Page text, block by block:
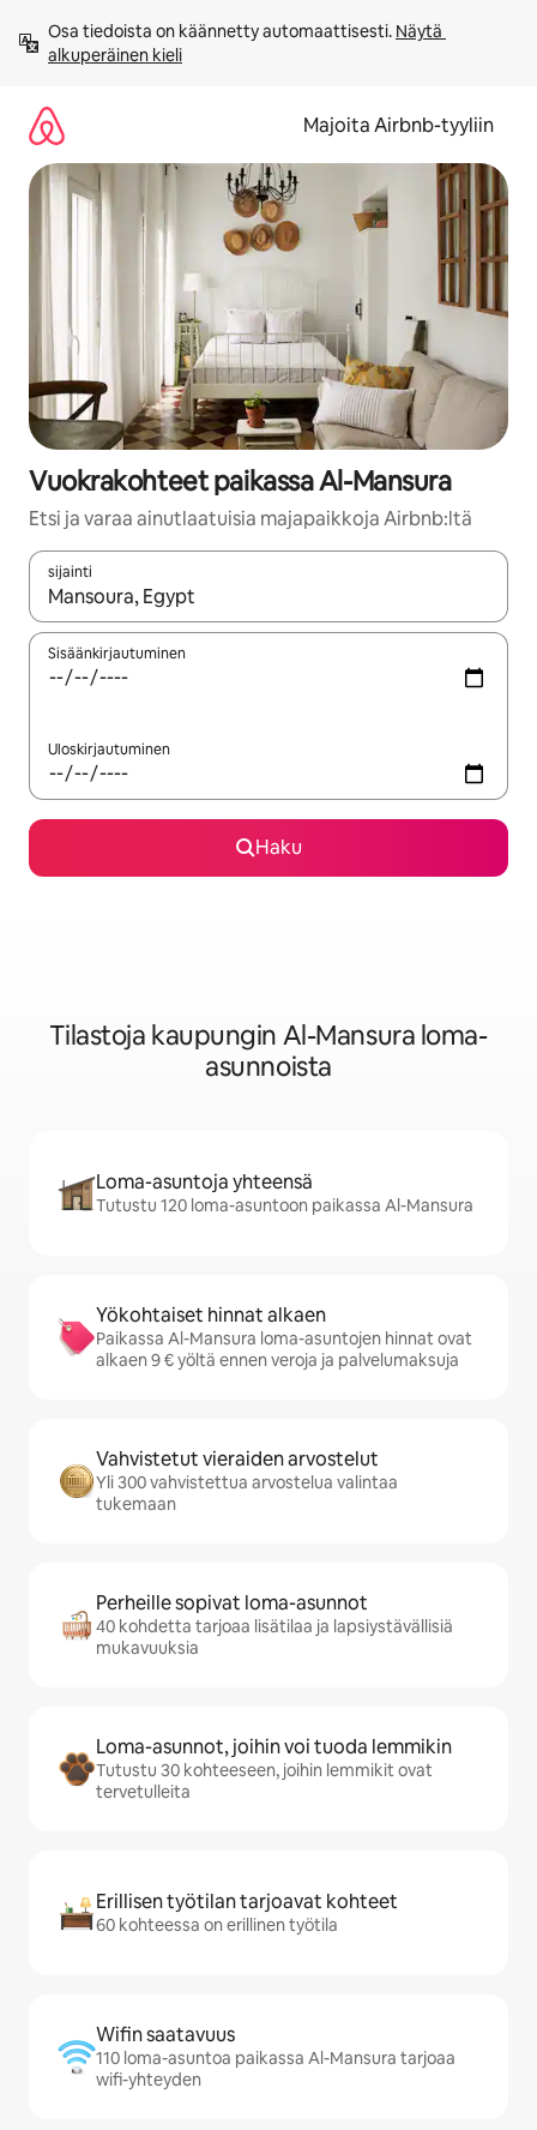
sisältö
väliin
Osa tiedoista on käännetty automaattisesti. Näytä
alkuperäinen kieli
Majoita Airbnb-tyyliin
Vuokrakohteet paikassa Al-Mansura
Etsi ja varaa ainutlaatuisia majapaikkoja Airbnb:ltä
sijainti
Kun tulokset ovat saatavilla, navigoi ylös- ja alas-
Sisäänkirjautuminen
Uloskirjautuminen
Haku
Tilastoja kaupungin Al-Mansura loma-
asunnoista
Loma-asuntoja yhteensä
Tutustu 120 loma-asuntoon paikassa Al-Mansura
Yökohtaiset hinnat alkaen
Paikassa Al-Mansura loma-asuntojen hinnat ovat
alkaen 9 € yöltä ennen veroja ja palvelumaksuja
Vahvistetut vieraiden arvostelut
Yli 300 vahvistettua arvostelua valintaa
tukemaan
Perheille sopivat loma-asunnot
40 kohdetta tarjoaa lisätilaa ja lapsiystävällisiä
mukavuuksia
Loma-asunnot, joihin voi tuoda lemmikin
Tutustu 30 kohteeseen, joihin lemmikit ovat
tervetulleita
Erillisen työtilan tarjoavat kohteet
60 kohteessa on erillinen työtila
Wifin saatavuus
110 loma-asuntoa paikassa Al-Mansura tarjoaa
wifi-yhteyden